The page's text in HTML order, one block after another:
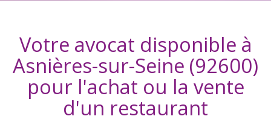
Votre avocat disponible à
Asnières-sur-Seine (92600)
pour l'achat ou la vente
d'un restaurant